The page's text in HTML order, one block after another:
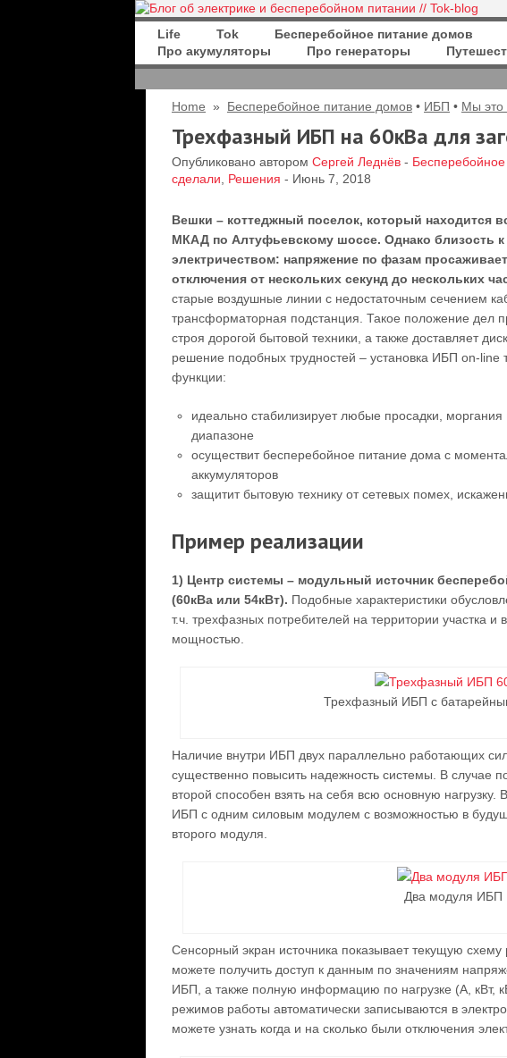
Life Tok Бесперебойное питание домов
Про акумуляторы
Про генераторы
Home » Бесперебойное питание домов • ИБП • Мы это
Трехфазный ИБП на 60кВа для
Опубликовано автором Сергей Леднёв -
сделали
Решения - Июнь 7, 2018
Вешки – коттеджный поселок, который находится
МКАД по Алтуфьевскому шоссе. Однако близость
электричеством: напряжение по фазам
отключения от нескольких секунд до нескольких
старые воздушные линии с недостаточным сечением
трансформаторная подстанция. Такое положение дел
строя дорогой бытовой техники, а также доставляет
решение подобных трудностей – установка ИБП on-line
функции:
идеально стабилизирует любые просадки,
диапазоне
осуществит бесперебойное питание дома с
аккумуляторов
защитит бытовую технику от сетевых помех,
Пример реализации
1) Центр системы – модульный источник
(60кВа или 54кВт). Подобные характеристики
т.ч. трехфазных потребителей на территории участка
мощностью.
Трехфазный ИБП с
Наличие внутри ИБП двух параллельно работающих
существенно повысить надежность системы. В случае
второй способен взять на себя всю основную
ИБП с одним силовым модулем с возможностью в
второго модуля.
Два модуля ИБП
Сенсорный экран источника показывает текущую
можете получить доступ к данным по значениям
ИБП, а также полную информацию по нагрузке (А, кВт,
режимов работы автоматически записываются в
можете узнать когда и на сколько были отключения